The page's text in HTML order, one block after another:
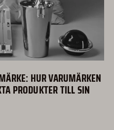
HUR VARUMÄRKEN
PRODUKTER TILL SIN